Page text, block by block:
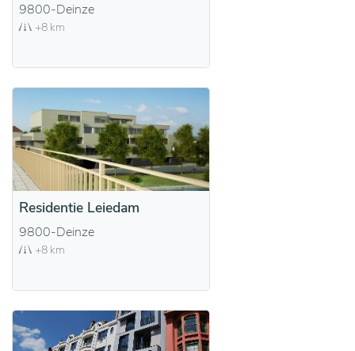
9800-Deinze
+8 km
Residentie Leiedam
9800-Deinze
+8 km